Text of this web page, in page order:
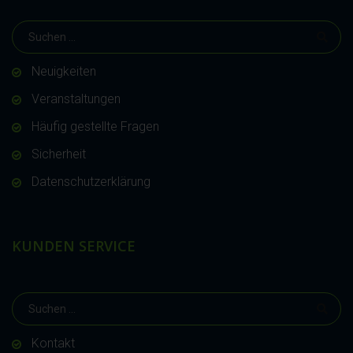
Neuigkeiten
Veranstaltungen
Häufig gestellte Fragen
Sicherheit
Datenschutzerklärung
KUNDEN SERVICE
Kontakt